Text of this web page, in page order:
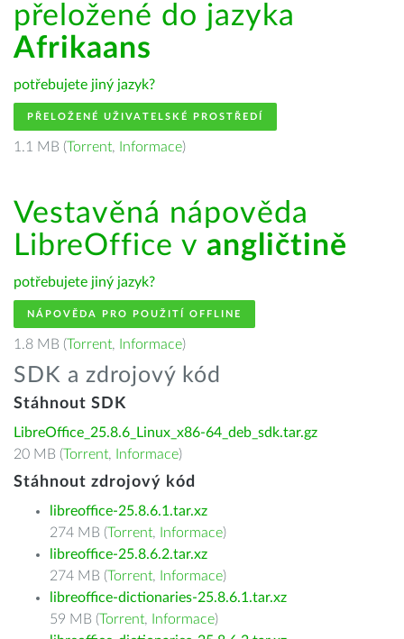
přeložené do jazyka
Afrikaans
potřebujete jiný jazyk?
PŘELOŽENÉ UŽIVATELSKÉ PROSTŘEDÍ
1.1 MB (Torrent, Informace)
Vestavěná nápověda
LibreOffice v angličtině
potřebujete jiný jazyk?
NÁPOVĚDA PRO POUŽITÍ OFFLINE
1.8 MB (Torrent, Informace)
SDK a zdrojový kód
Stáhnout SDK
LibreOffice_25.8.6_Linux_x86-64_deb_sdk.tar.gz
20 MB (Torrent, Informace)
Stáhnout zdrojový kód
libreoffice-25.8.6.1.tar.xz
274 MB (Torrent, Informace)
libreoffice-25.8.6.2.tar.xz
274 MB (Torrent, Informace)
libreoffice-dictionaries-25.8.6.1.tar.xz
59 MB (Torrent, Informace)